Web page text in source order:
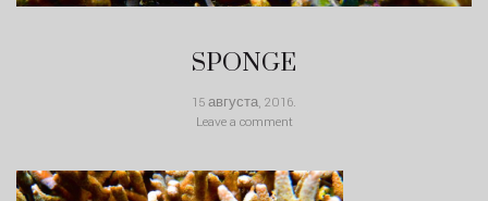
SPONGE
15 августа, 2016.
Leave a comment